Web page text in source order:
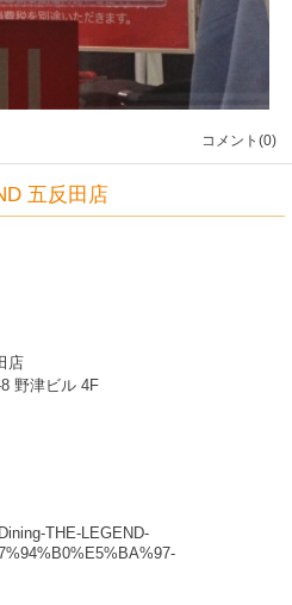
コメント(0)
五反田店
店
野津ビル 4F
THE-LEGEND-